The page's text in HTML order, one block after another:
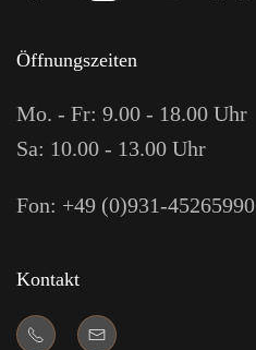
Öffnungszeiten
Mo. - Fr: 9.00 - 18.00 Uhr
Sa: 10.00 - 13.00 Uhr
Fon: +49 (0)931-45265990
Kontakt